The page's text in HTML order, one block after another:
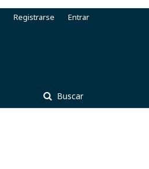
Buscar
Registrarse Entrar